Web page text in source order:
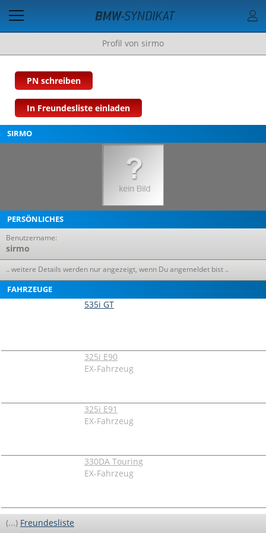
Profil von sirmo
PN schreiben
In Freundesliste einladen
SIRMO
PERSÖNLICHES
Benutzername:
sirmo
.. weitere Details werden nur angezeigt, wenn Du angemeldet bist ..
FAHRZEUGE
535i GT
325i E90
EX-Fahrzeug
325i E91
EX-Fahrzeug
330DA Touring
EX-Fahrzeug
(...) Freundesliste